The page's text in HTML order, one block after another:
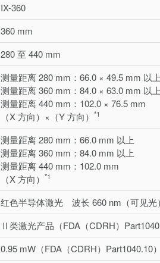
IX-360
360 mm
280 至 440 mm
测量距离 280 mm：66.0 × 49.5 mm 以上
测量距离 360 mm：84.0 × 63.0 mm 以上
测量距离 440 mm：102.0 × 76.5 mm
（X 方向）×（Y 方向） *1
测量距离 280 mm：66.0 mm 以上
测量距离 360 mm：84.0 mm 以上
测量距离 440 mm：102.0 mm
（X 方向） *1
红色半导体激光 波长 660 nm（可见光）
Ⅱ类激光产品（FDA（CDRH）
0.95 mW（FDA（CDRH）Part1040.10